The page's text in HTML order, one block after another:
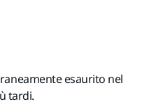
IVA 22%
esaurito nel
tardi.